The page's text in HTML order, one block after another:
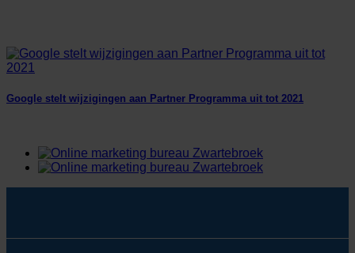
Google stelt wijzigingen aan Partner Programma uit tot 2021